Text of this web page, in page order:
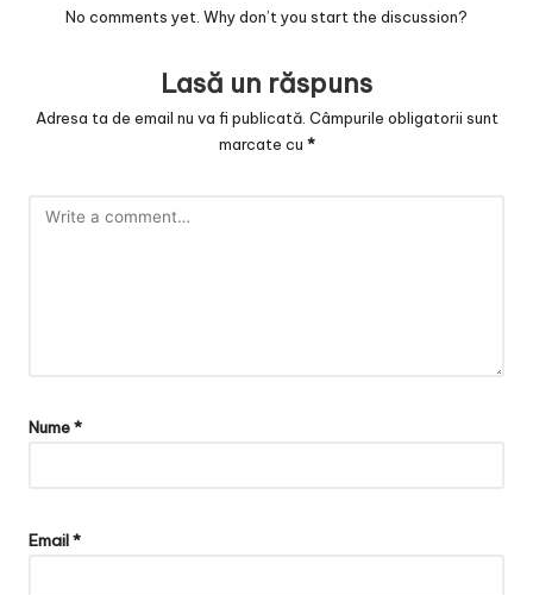
No comments yet. Why don’t you start the discussion?
Lasă un răspuns
Adresa ta de email nu va fi publicată. Câmpurile obligatorii sunt
marcate cu *
Nume*
Email*